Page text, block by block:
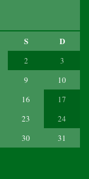
S D
2
3
9
10
16
17
23
24
30
31